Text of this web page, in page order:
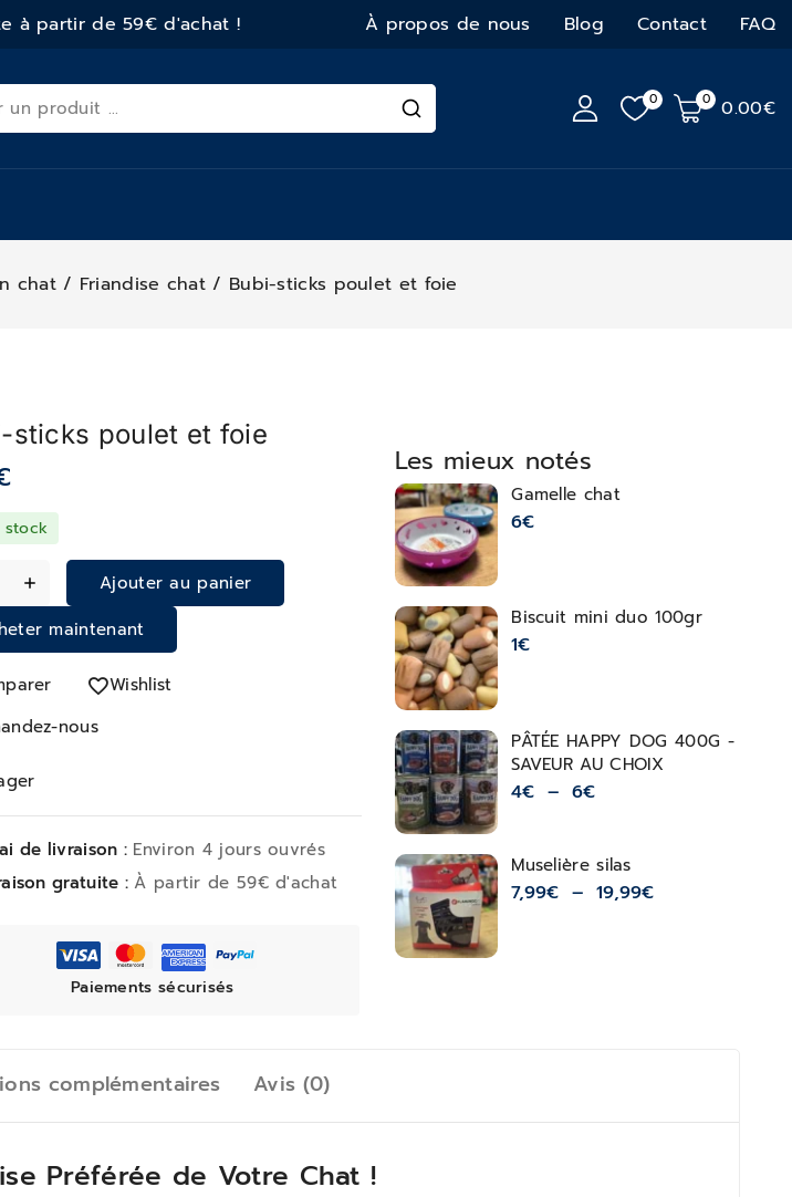
à partir de 59€ d'achat ! À propos de nous Blog Contact FAQ
0 0 0.00€
chat / Friandise chat / Bubi-sticks poulet et foie
Les mieux notés
Gamelle chat
6€
Biscuit mini duo 100gr
1€
PÂTÉE HAPPY DOG 400G -
SAVEUR AU CHOIX
4€ – 6€
Muselière silas
7,99€ – 19,99€
sticks poulet et foie
Ajouter au panier
maintenant
Wishlist
nous
de livraison : Environ 4 jours ouvrés
gratuite : À partir de 59€ d'achat
Paiements sécurisés
complémentaires Avis (0)
Préférée de Votre Chat !